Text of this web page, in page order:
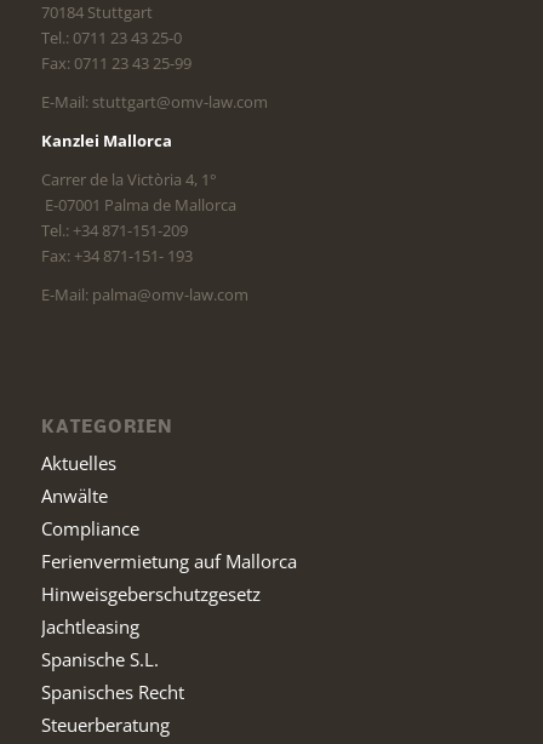
70184 Stuttgart
Tel.: 0711 23 43 25-0
Fax: 0711 23 43 25-99
E-Mail: stuttgart@omv-law.com
Kanzlei Mallorca
Carrer de la Victòria 4, 1°
E-07001 Palma de Mallorca
Tel.: +34 871-151-209
Fax: +34 871-151- 193
E-Mail: palma@omv-law.com
KATEGORIEN
Aktuelles
Anwälte
Compliance
Ferienvermietung auf Mallorca
Hinweisgeberschutzgesetz
Jachtleasing
Spanische S.L.
Spanisches Recht
Steuerberatung